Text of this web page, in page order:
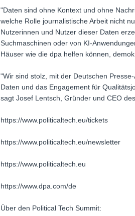
"Daten sind ohne Kontext und ohne
welche Rolle journalistische Arbeit nicht
Nutzerinnen und Nutzer dieser Daten
Suchmaschinen oder von KI-
Häuser wie die dpa helfen können,
"Wir sind stolz, mit der Deutschen
Daten und das Engagement für
sagt Josef Lentsch, Gründer und CEO
https://www.politicaltech.eu/tickets
https://www.politicaltech.eu/newsletter
https://www.politicaltech.eu
https://www.dpa.com/de
Über den Political Tech Summit: